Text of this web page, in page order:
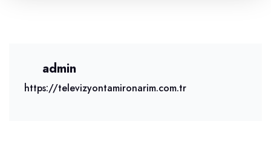
admin
https://televizyontamironarim.com.tr